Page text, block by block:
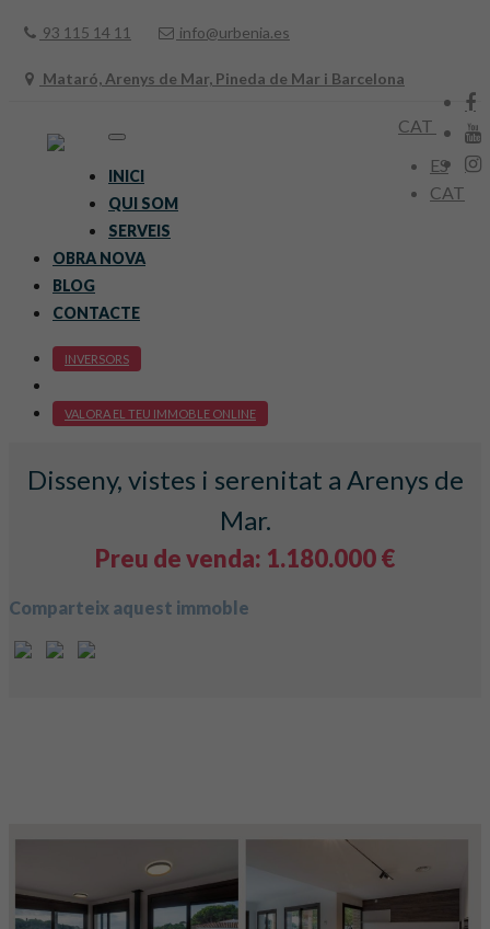
93 115 14 11 info@urbenia.es
Mataró, Arenys de Mar, Pineda de Mar i Barcelona
CAT
ES
CAT
Toggle
INICI
QUI SOM
SERVEIS
OBRA NOVA
BLOG
CONTACTE
INVERSORS
VALORA EL TEU IMMOBLE ONLINE
Disseny, vistes i serenitat a Arenys de
Mar.
Preu de venda: 1.180.000 €
Comparteix aquest immoble